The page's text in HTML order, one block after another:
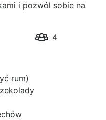
i pozwól sobie na
4
rum)